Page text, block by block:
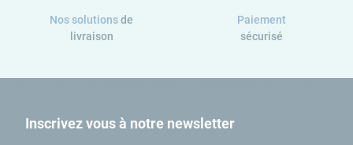
Nos solutionsde
livraison
Paiement
sécurisé
Inscrivez vous à notre newsletter